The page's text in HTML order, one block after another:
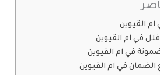
القيوين
في ام القيوين
في ام القيوين
في ام القيوين